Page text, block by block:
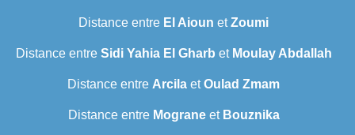
Distance entre El Aioun etZoumi
Distance entre Sidi Yahia El Gharb et Moulay Abdallah
Distance entre Arcila etOulad Zmam
Distance entre Mograneet Bouznika